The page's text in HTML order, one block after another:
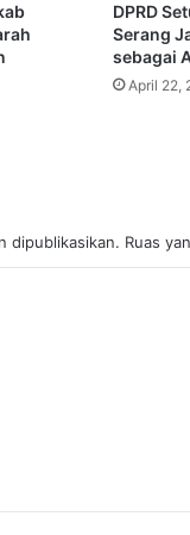
DPRD
Serang
sebagai
April 22,
dipublikasikan. Ruas